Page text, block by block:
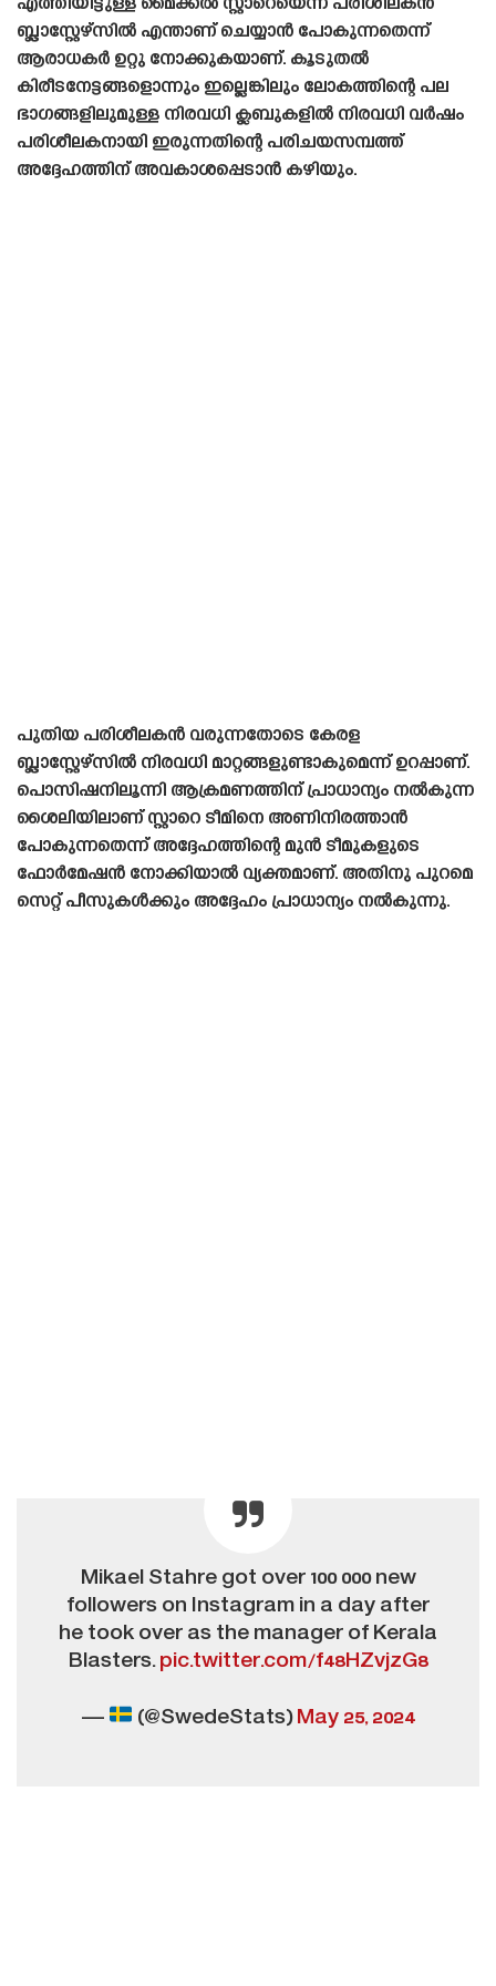
എത്തിയിട്ടുള്ള മൈക്കൽ സ്റ്റാറെയെന്ന പരിശീലകൻ
ബ്ലാസ്റ്റേഴ്‌സിൽ എന്താണ് ചെയ്യാൻ പോകുന്നതെന്ന്
ആരാധകർ ഉറ്റു നോക്കുകയാണ്. കൂടുതൽ
കിരീടനേട്ടങ്ങളൊന്നും ഇല്ലെങ്കിലും ലോകത്തിന്റെ പല
ഭാഗങ്ങളിലുമുള്ള നിരവധി ക്ലബുകളിൽ നിരവധി വർഷം
പരിശീലകനായി ഇരുന്നതിന്റെ പരിചയസമ്പത്ത്
അദ്ദേഹത്തിന് അവകാശപ്പെടാൻ കഴിയും.
പുതിയ പരിശീലകൻ വരുന്നതോടെ കേരള
ബ്ലാസ്റ്റേഴ്‌സിൽ നിരവധി മാറ്റങ്ങളുണ്ടാകുമെന്ന് ഉറപ്പാണ്.
പൊസിഷനിലൂന്നി ആക്രമണത്തിന് പ്രാധാന്യം നൽകുന്ന
ശൈലിയിലാണ് സ്റ്റാറെ ടീമിനെ അണിനിരത്താൻ
പോകുന്നതെന്ന് അദ്ദേഹത്തിന്റെ മുൻ ടീമുകളുടെ
ഫോർമേഷൻ നോക്കിയാൽ വ്യക്തമാണ്. അതിനു പുറമെ
സെറ്റ് പീസുകൾക്കും അദ്ദേഹം പ്രാധാന്യം നൽകുന്നു.
Mikael Stahre got over 100 000 new
followers on Instagram in a day after
he took over as the manager of Kerala
Blasters.pic.twitter.com/f48HZvjzG8
— (@SwedeStats)May 25, 2024